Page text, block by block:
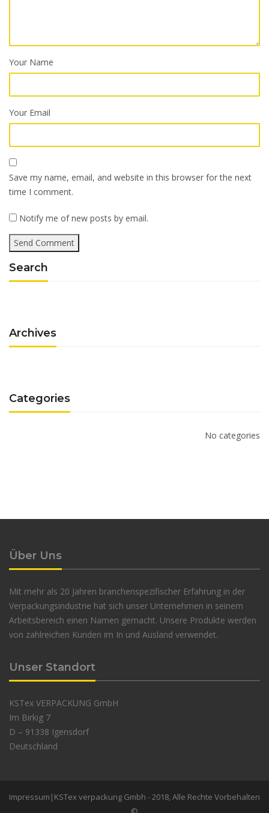
Your Name
Your Email
Save my name, email, and website in this browser for the next
time I comment.
Notify me of new posts by email.
Search
Archives
Categories
No categories
Über Uns
Mit mehr als 20 Jahren branchenspezifischer Erfahrung in der
Verpackungsindustrie hat sich unser Unternehmen in seinem
Arbeitsbereich einen Namen gemacht. Unsere Produkte werden
von zahlreichen Kunden im In und Ausland verwendet.
Unser Standort
KSTex VERPACKUNG GmbH
Im Birkig 7
D – 91338 Igensdorf
Deutschland
Impressum |KSTex verpackung Gmbh - 2018, Alle Rechte Vorbehalten